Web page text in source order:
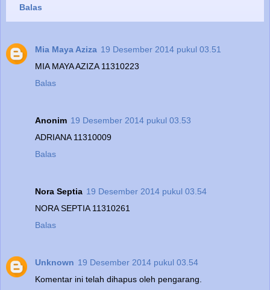
Balas
Mia Maya Aziza 19 Desember 2014 pukul 03.51
MIA MAYA AZIZA 11310223
Balas
Anonim 19 Desember 2014 pukul 03.53
ADRIANA 11310009
Balas
Nora Septia 19 Desember 2014 pukul 03.54
NORA SEPTIA 11310261
Balas
Unknown 19 Desember 2014 pukul 03.54
Komentar ini telah dihapus oleh pengarang.